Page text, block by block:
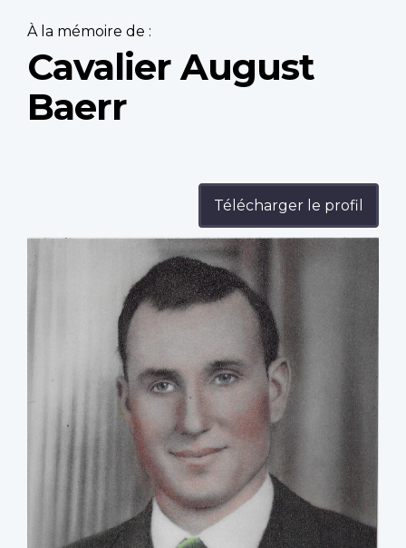
À la mémoire de :
Cavalier August
Baerr
Télécharger le profil